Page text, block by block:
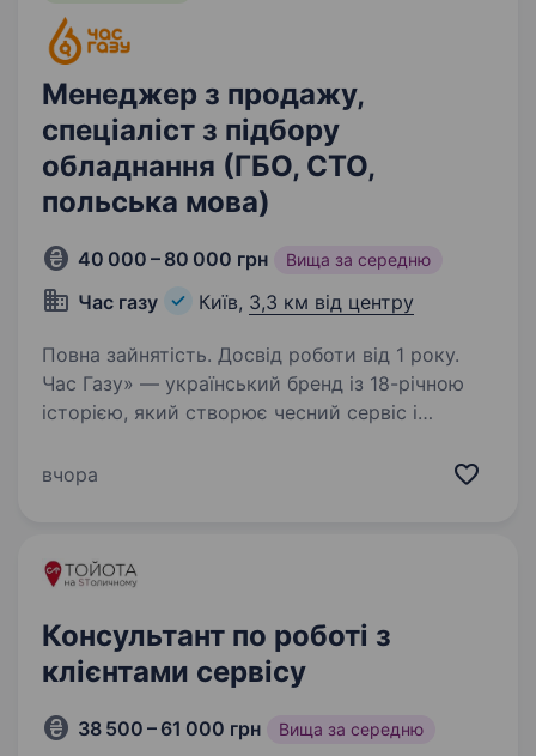
Менеджер з продажу,
спеціаліст з підбору
обладнання (ГБО, СТО,
польська мова)
40 000 – 80 000 грн Вища за середню
Час газу Київ, 3,3 км від центру
Повна зайнятість. Досвід роботи від 1 року.
Час Газу» — український бренд із 18-річною
історією, який створює чесний сервіс і
десятки тисяч ГБО по всій Україні,
вчора
Консультант по роботі з
клієнтами сервісу
38 500 – 61 000 грн Вища за середню